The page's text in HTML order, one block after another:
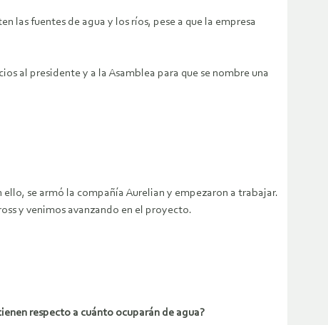
las fuentes de agua y los ríos, pese a que la empresa
al presidente y a la Asamblea para que se nombre una
se armó la compañía Aurelian y empezaron a trabajar.
y venimos avanzando en el proyecto.
respecto a cuánto ocuparán de agua?